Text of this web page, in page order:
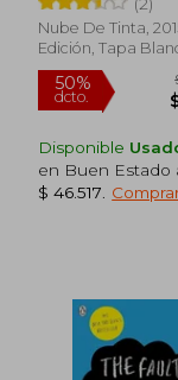
50%
dcto.
Nube De Tinta,
Edición, Tapa
Nuevo
Disponible
en Buen Estado
$ 46.517